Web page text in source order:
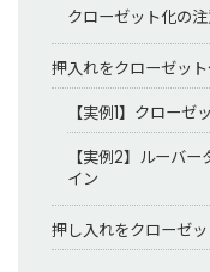
クローゼット化の
押入れをクローゼッ
【実例1】クロー
【実例2】ルーバ
イン
押し入れをクローゼ